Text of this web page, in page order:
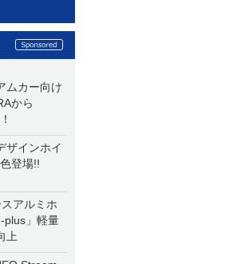
ムカー向け
から
ザインホイ
登場!!
アルミホ
plus」軽量
上